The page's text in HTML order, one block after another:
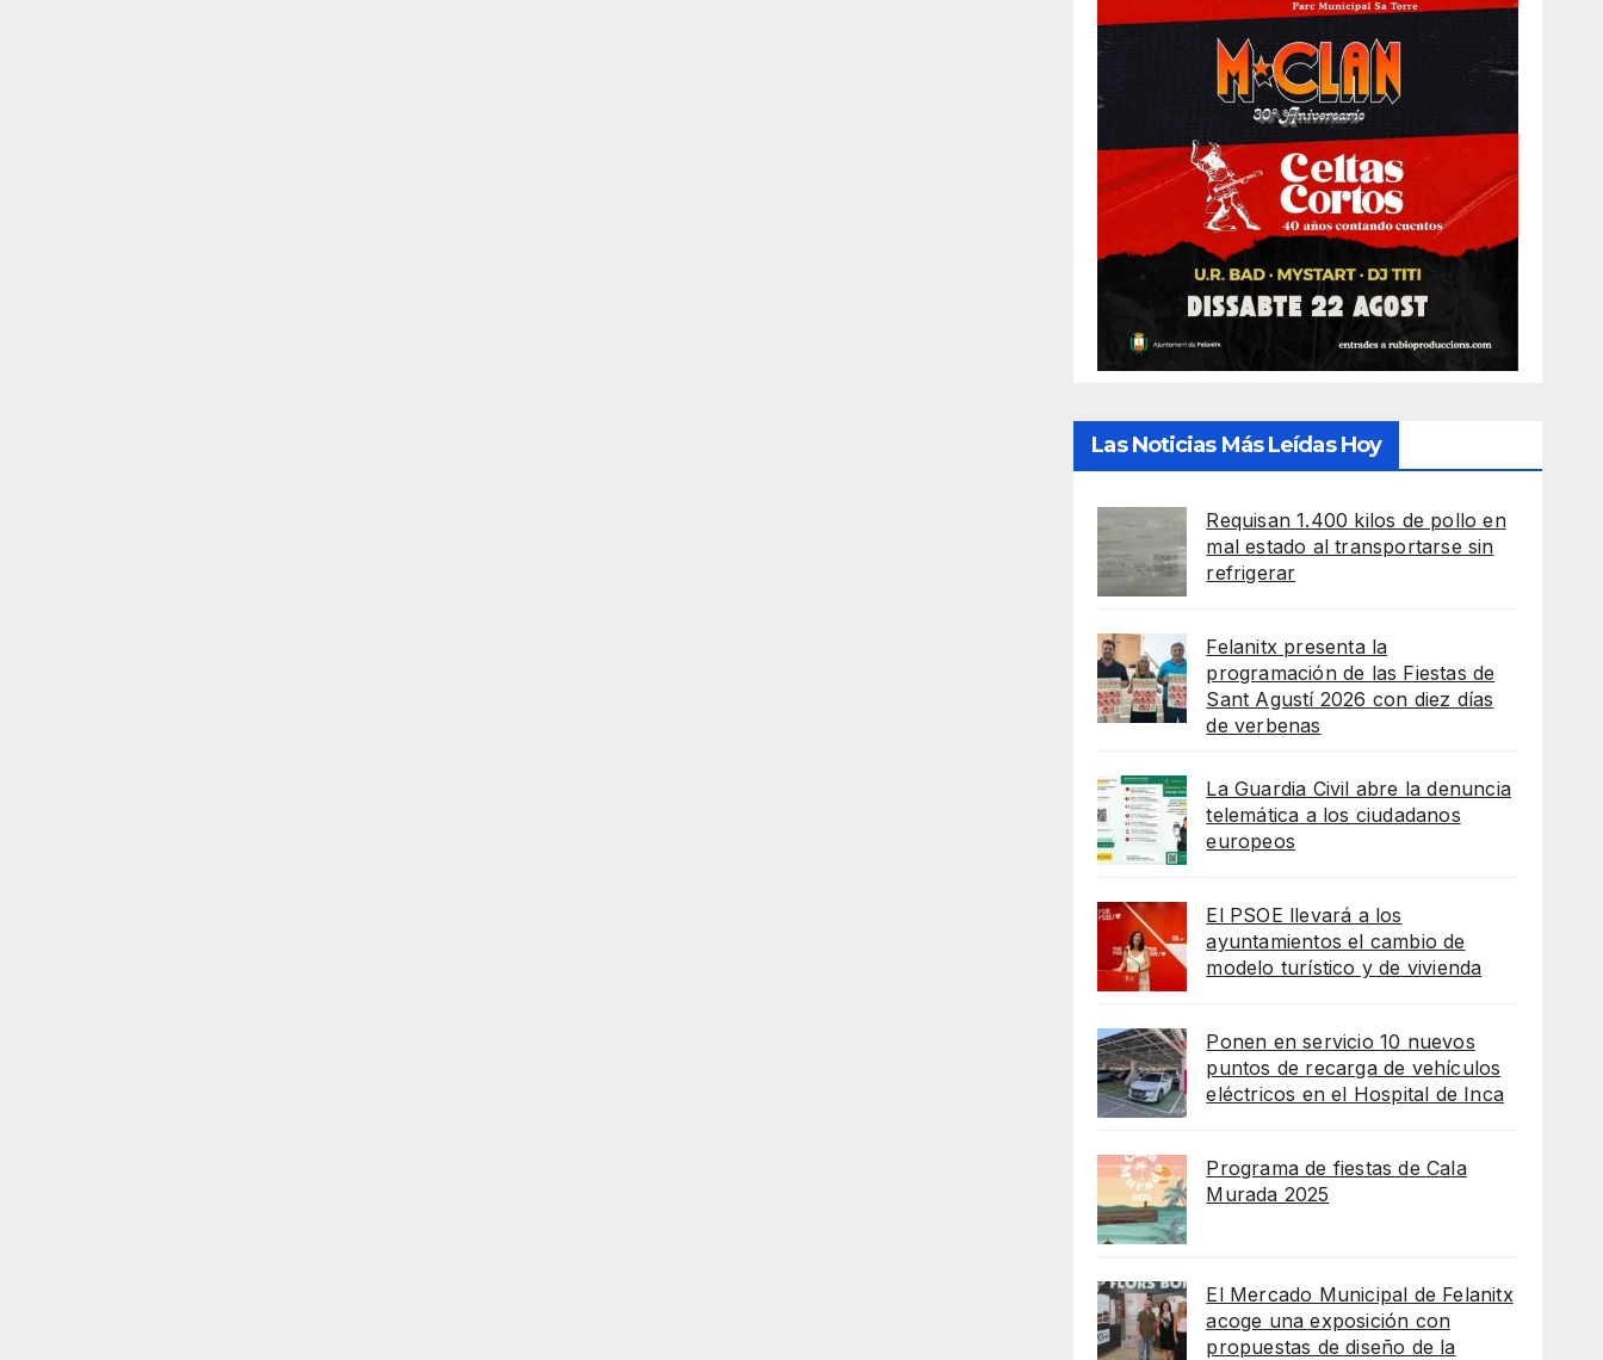
Las Noticias Más Leídas Hoy
Requisan 1.400 kilos de pollo en
mal estado al transportarse sin
refrigerar
Felanitx presenta la
programación de las Fiestas de
Sant Agustí 2026 con diez días
de verbenas
La Guardia Civil abre la denuncia
telemática a los ciudadanos
europeos
El PSOE llevará a los
ayuntamientos el cambio de
modelo turístico y de vivienda
Ponen en servicio 10 nuevos
puntos de recarga de vehículos
eléctricos en el Hospital de Inca
Programa de fiestas de Cala
Murada 2025
El Mercado Municipal de Felanitx
acoge una exposición con
propuestas de diseño de la